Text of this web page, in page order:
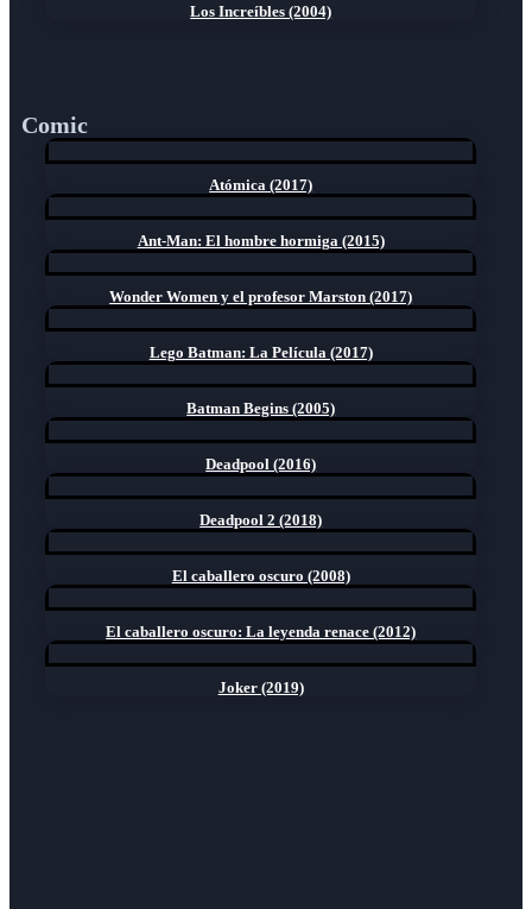
Los Increíbles (2004)
Comic
Atómica (2017)
Ant-Man: El hombre hormiga (2015)
Wonder Women y el profesor Marston (2017)
Lego Batman: La Película (2017)
Batman Begins (2005)
Deadpool (2016)
Deadpool 2 (2018)
El caballero oscuro (2008)
El caballero oscuro: La leyenda renace (2012)
Joker (2019)